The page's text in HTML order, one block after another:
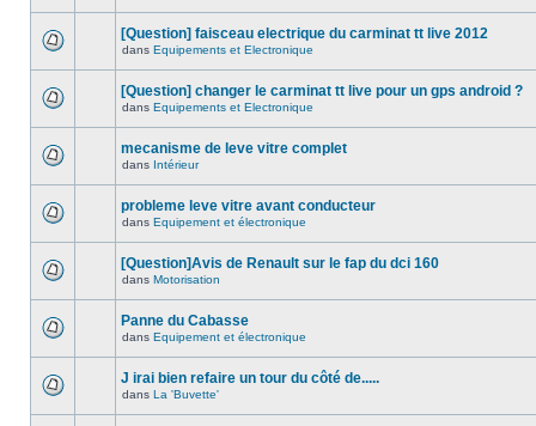
[Question] faisceau electrique du carminat tt live 2012
dans Equipements et Electronique
[Question] changer le carminat tt live pour un gps android ?
dans Equipements et Electronique
mecanisme de leve vitre complet
dans Intérieur
probleme leve vitre avant conducteur
dans Equipement et électronique
[Question]Avis de Renault sur le fap du dci 160
dans Motorisation
Panne du Cabasse
dans Equipement et électronique
J irai bien refaire un tour du côté de.....
dans La 'Buvette'